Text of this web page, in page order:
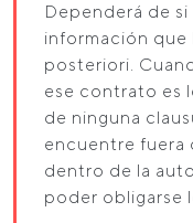
Dependerá de
información que
posteriori.
ese contrato es
de ninguna
encuentre fuera
dentro de la
poder obligarse